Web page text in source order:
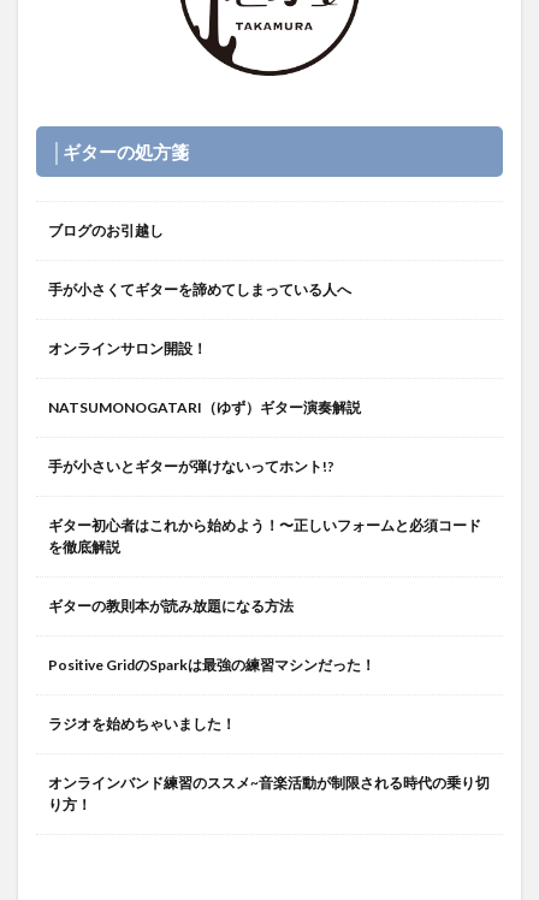
│ギターの処方箋
ブログのお引越し
手が小さくてギターを諦めてしまっている人へ
オンラインサロン開設！
NATSUMONOGATARI（ゆず）ギター演奏解説
手が小さいとギターが弾けないってホント!?
ギター初心者はこれから始めよう！〜正しいフォームと必須コード
を徹底解説
ギターの教則本が読み放題になる方法
Positive GridのSparkは最強の練習マシンだった！
ラジオを始めちゃいました！
オンラインバンド練習のススメ~音楽活動が制限される時代の乗り切
り方！